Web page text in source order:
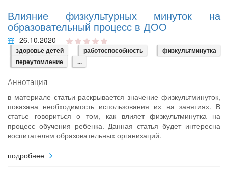
Влияние физкультурных минуток на
образовательный процесс в ДОО
26.10.2020
здоровье детей работоспособность
физкультминутка
переутомление
...
Аннотация
в материале статьи раскрывается значение физкультминуток,
показана необходимость использования их на занятиях. В
статье говориться о том, как влияет физкультминутка на
процесс обучения ребенка. Данная статья будет интересна
воспитателям образовательных организаций.
подробнее